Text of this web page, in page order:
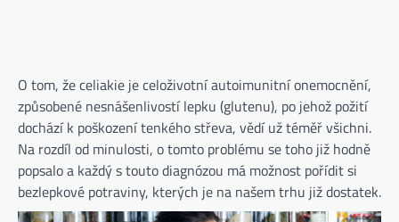
O tom, že celiakie je celoživotní autoimunitní onemocnění,
způsobené nesnášenlivostí lepku (glutenu), po jehož požití
dochází k poškození tenkého střeva, vědí už téměř všichni.
Na rozdíl od minulosti, o tomto problému se toho již hodně
popsalo a každý s touto diagnózou má možnost pořídit si
bezlepkové potraviny, kterých je na našem trhu již dostatek.